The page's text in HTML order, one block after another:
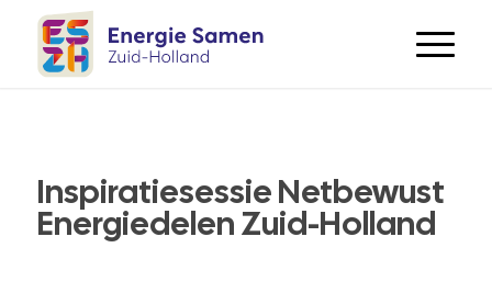
Inspiratiesessie Netbewust
Energiedelen Zuid-Holland